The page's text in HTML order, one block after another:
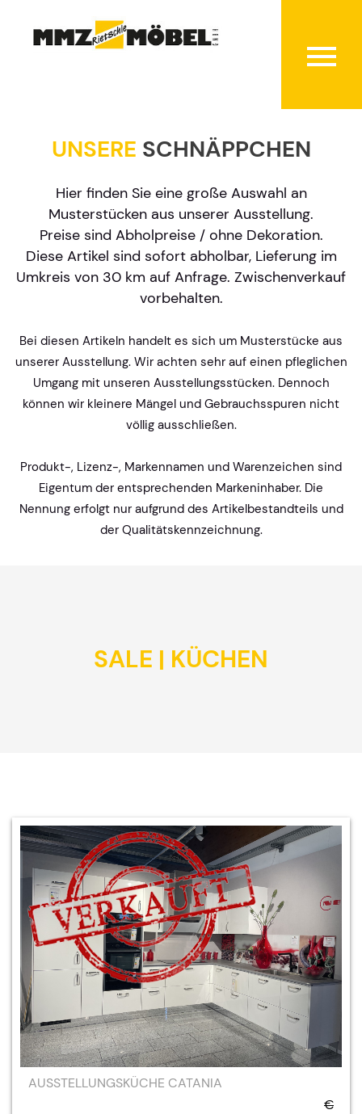
UNSERE SCHNÄPPCHEN
Hier finden Sie eine große Auswahl an
Musterstücken aus unserer Ausstellung.
Preise sind Abholpreise / ohne Dekoration.
Diese Artikel sind sofort abholbar, Lieferung im
Umkreis von 30 km auf Anfrage. Zwischenverkauf
vorbehalten.
Bei diesen Artikeln handelt es sich um Musterstücke aus
unserer Ausstellung. Wir achten sehr auf einen pfleglichen
Umgang mit unseren Ausstellungsstücken. Dennoch
können wir kleinere Mängel und Gebrauchsspuren nicht
völlig ausschließen.
Produkt-, Lizenz-, Markennamen und Warenzeichen sind
Eigentum der entsprechenden Markeninhaber. Die
Nennung erfolgt nur aufgrund des Artikelbestandteils und
der Qualitätskennzeichnung.
SALE | KÜCHEN
AUSSTELLUNGSKÜCHE CATANIA
€